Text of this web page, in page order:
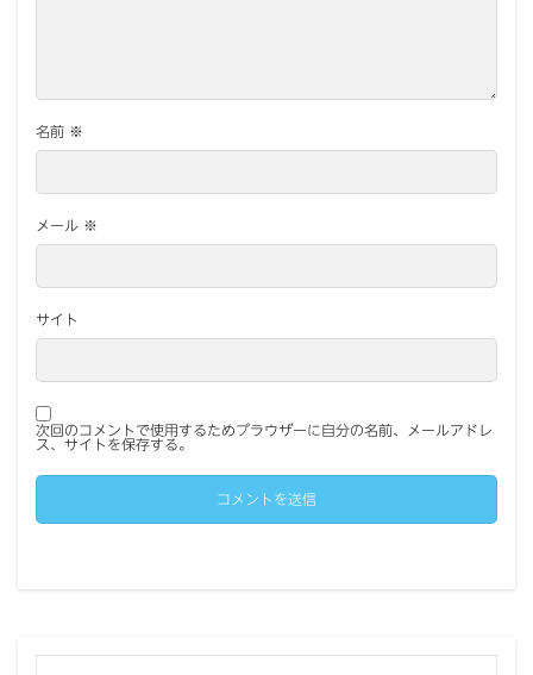
名前 ※
メール ※
サイト
次回のコメントで使用するためブラウザーに自分の名前、メールアドレ
ス、サイトを保存する。